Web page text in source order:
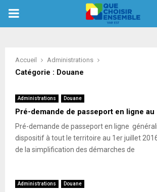
PRIMARY
Accueil Administrations
Catégorie : Douane
Administrations Douane
Pré-demande de passeport en ligne
Pré-demande de passeport en ligne
dispositif à tout le territoire au 1er juillet
de la simplification des démarches de
Administrations Douane